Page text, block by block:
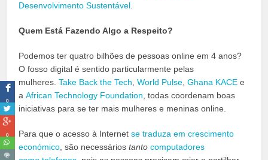
Desenvolvimento Sustentável.
Quem Está Fazendo Algo a Respeito?
Podemos ter quatro bilhões de pessoas online em 4 anos?
O fosso digital é sentido particularmente pelas
mulheres.Take Back the Tech,World Pulse,Ghana KACE e
aAfrican Technology Foundation, todas coordenam boas
iniciativas para se ter mais mulheres e meninas online.
Para que o acesso à Internetse traduza em crescimento
económico, são necessáriostanto computadores
0
0